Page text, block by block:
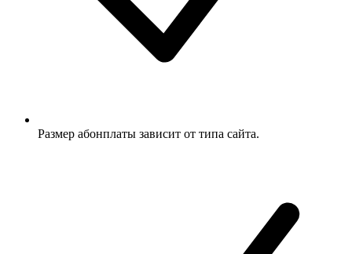
Размер абонплаты зависит от типа сайта.